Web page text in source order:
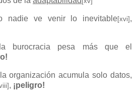
nadie ve venir lo inevitable[xvi] ,
burocracia pesa más que el
organización acumula solo datos,
, ¡peligro!